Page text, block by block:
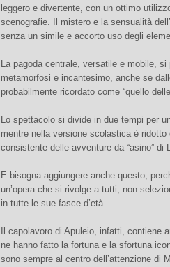
leggero e divertente, con un ottimo
scenografie. Il mistero e la sensualità
senza un simile e accorto uso degli
La pagoda centrale, versatile e mobile,
metamorfosi e incantesimo, anche se
probabilmente ricordato come “quello
Lo spettacolo si divide in due tempi per
mentre nella versione scolastica è
consistente delle avventure da “asino” di
E bisogna aggiungere anche questo,
un’opera che si rivolge a tutti, non
in tutte le sue fasce d’età.
Il capolavoro di Apuleio, infatti,
ne hanno fatto la fortuna e la sfortuna
sono sempre al centro dell’attenzione di